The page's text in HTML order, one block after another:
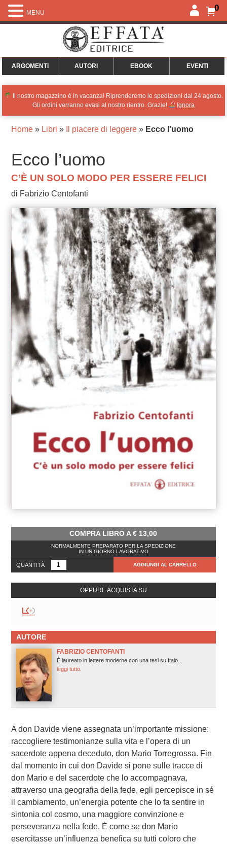
0
ARGOMENTI AUTORI EBOOK EVENTI
Il nostro magazzino è in vacanza! Riprenderemo le spedizioni dal 24 agosto.
Gli ordini verranno evasi al nostro rientro. Grazie!
Ignora
Home» Libri » Il piacere di leggere» Ecco l’uomo
Ecco l’uomo
C’È UN SOLO MODO PER ESSERE FELICI
di Fabrizio Centofanti
COMPRA LIBRO A€ 13,00
NORMALMENTE PREPARATO PER LA SPEDIZIONE
IN UN GIORNO LAVORATIVO
QUANTITÀ AGGIUNGI AL CARRELLO
OPPURE ACQUISTA SU
AUTORE
FABRIZIO CENTOFANTI
È laureato in lettere moderne con una tesi su Italo...
leggi tutto.
A don Davide viene assegnata un’importante missione:
raccogliere testimonianze sulla vita e l’opera di un
sacerdote appena deceduto, don Mario Torregrossa. Fin
dal momento in cui don Davide si pone sulle tracce di
don Mario e del sacerdote che lo accompagnava,
attraverso una geografia della fede, egli percepisce in sé
il cambiamento, un’energia potente che lo fa sentire in
sintonia col cosmo, una maggiore convinzione e
perseveranza nella fede. È come se don Mario
esercitasse un’influenza benefica su tutti coloro che
MENU